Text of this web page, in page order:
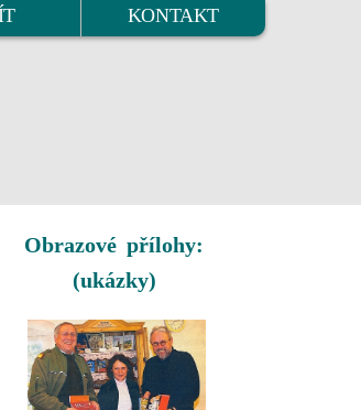
KONTAKT
Obrazové přílohy:
(ukázky)